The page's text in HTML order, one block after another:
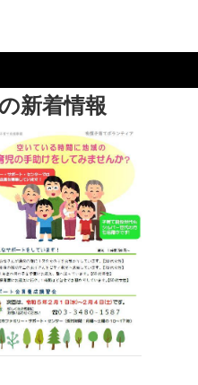
センター
センター
の新着情報